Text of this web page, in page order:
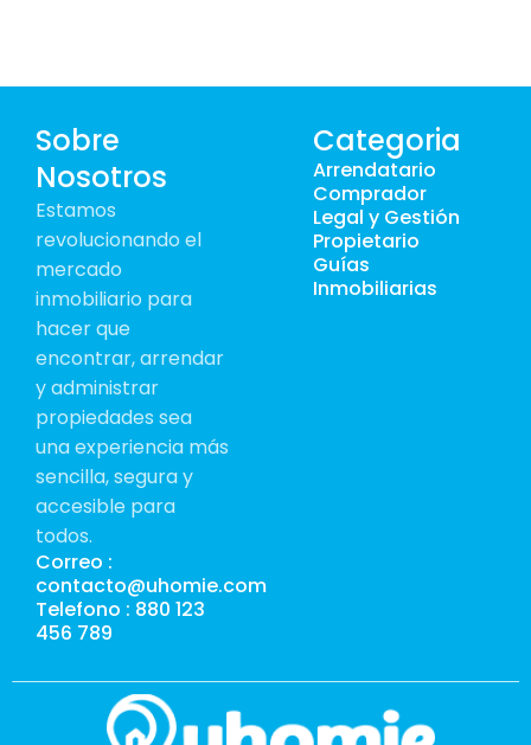
Sobre
Nosotros
Estamos
revolucionando el
mercado
inmobiliario para
hacer que
encontrar, arrendar
y administrar
propiedades sea
una experiencia más
sencilla, segura y
accesible para
todos.
Correo :
contacto@uhomie.com
Telefono : 880 123
456 789
Categoria
Arrendatario
Comprador
Legal y Gestión
Propietario
Guías
Inmobiliarias